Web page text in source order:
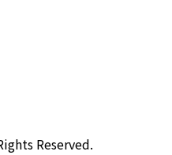
Reserved.